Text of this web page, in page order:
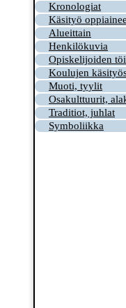
Kronologiat
Käsityö
Alueittain
Henkilökuvia
Opiskelijoiden
Koulujen
Muoti, tyylit
Osakulttuurit,
Traditiot, juhlat
Symboliikka